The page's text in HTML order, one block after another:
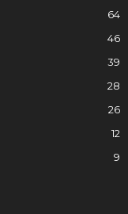
64
46
39
28
26
12
9